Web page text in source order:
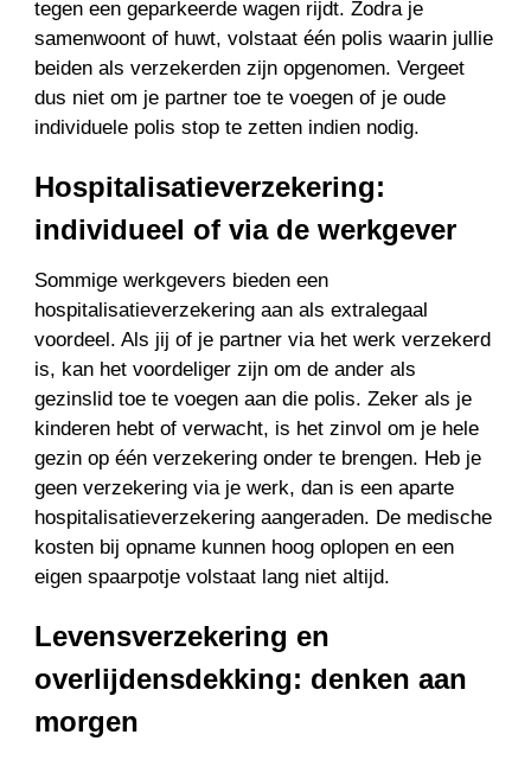
tegen een geparkeerde wagen rijdt. Zodra je
samenwoont of huwt, volstaat één polis waarin jullie
beiden als verzekerden zijn opgenomen. Vergeet
dus niet om je partner toe te voegen of je oude
individuele polis stop te zetten indien nodig.
Hospitalisatieverzekering:
individueel of via de werkgever
Sommige werkgevers bieden een
hospitalisatieverzekering aan als extralegaal
voordeel. Als jij of je partner via het werk verzekerd
is, kan het voordeliger zijn om de ander als
gezinslid toe te voegen aan die polis. Zeker als je
kinderen hebt of verwacht, is het zinvol om je hele
gezin op één verzekering onder te brengen. Heb je
geen verzekering via je werk, dan is een aparte
hospitalisatieverzekering aangeraden. De medische
kosten bij opname kunnen hoog oplopen en een
eigen spaarpotje volstaat lang niet altijd.
Levensverzekering en
overlijdensdekking: denken aan
morgen